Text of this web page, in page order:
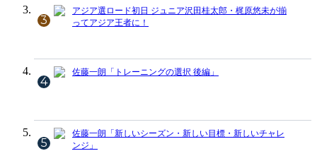
3
アジア選ロード初日 ジュニア沢田桂太郎・梶原悠未が揃
ってアジア王者に！
4
佐藤一朗「トレーニングの選択 後編」
5
佐藤一朗「新しいシーズン・新しい目標・新しいチャレ
ンジ」